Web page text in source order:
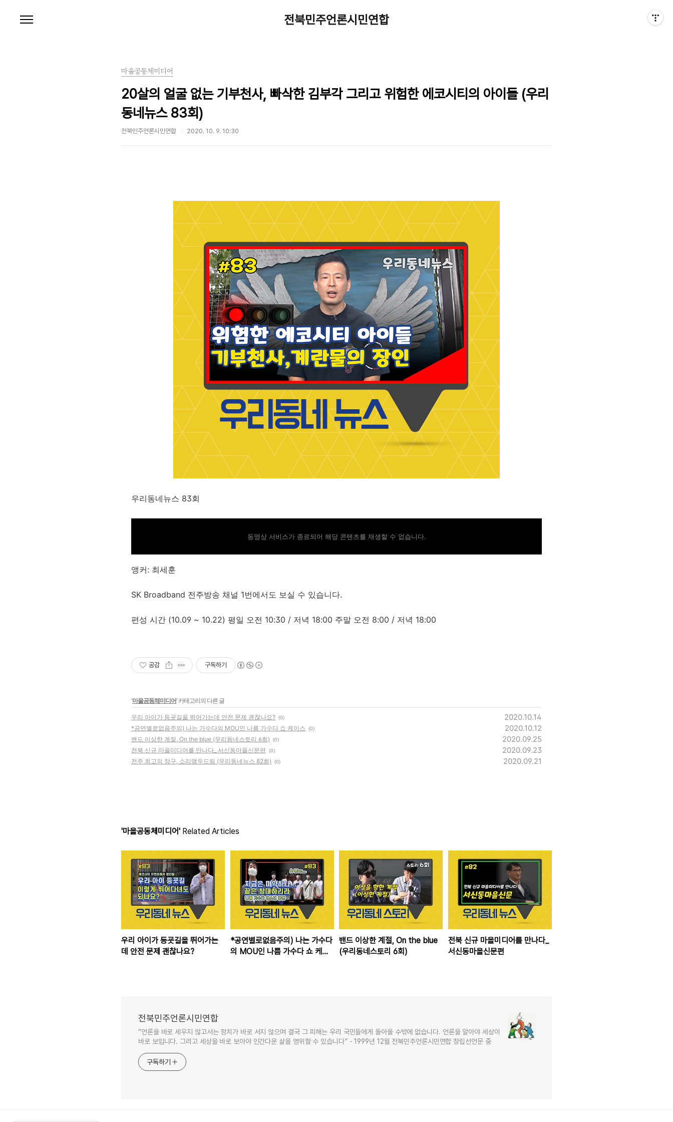
전북민주언론시민연합
마을공동체미디어
20살의 얼굴 없는 기부천사, 빠삭한 김부각 그리고 위험한 에코시티의 아이들 (우리
동네뉴스 83회)
전북민주언론시민연합 2020. 10. 9. 10:30
우리동네뉴스 83회
동영상 서비스가 종료되어 해당 콘텐츠를 재생할 수 없습니다.
앵커: 최세훈
SK Broadband 전주방송 채널 1번에서도 보실 수 있습니다.
편성 시간 (10.09 ~ 10.22) 평일 오전 10:30 / 저녁 18:00 주말 오전 8:00 / 저녁 18:00
공감 구독하기
'마을공동체미디어' 카테고리의 다른 글
우리 아이가 등굣길을 뛰어가는데 안전 문제 괜찮나요? (0) 2020.10.14
*공연별로없음주의) 나는 가수다의 MOU인 나름 가수다 쇼 케이스 (0) 2020.10.12
밴드 이상한 계절, On the blue (우리동네스토리 6회) (0) 2020.09.25
전북 신규 마을미디어를 만나다_ 서신동마을신문편 (0) 2020.09.23
전주 최고의 장구, 소리맴두드림 (우리동네뉴스 82회) (0) 2020.09.21
'마을공동체미디어' Related Articles
우리 아이가 등굣길을 뛰어가는
데 안전 문제 괜찮나요?
*공연별로없음주의) 나는 가수다
의 MOU인 나름 가수다 쇼 케이
밴드 이상한 계절, On the blue
(우리동네스토리 6회)
전북 신규 마을미디어를 만나다_
서신동마을신문편
전북민주언론시민연합
“언론을 바로 세우지 않고서는 정치가 바로 서지 않으며 결국 그 피해는 우리 국민들에게 돌아올 수밖에 없습니다. 언론을 알아야 세상이
바로 보입니다. 그리고 세상을 바로 보아야 인간다운 삶을 영위할 수 있습니다” - 1999년 12월 전북민주언론시민연합 창립선언문 중
구독하기